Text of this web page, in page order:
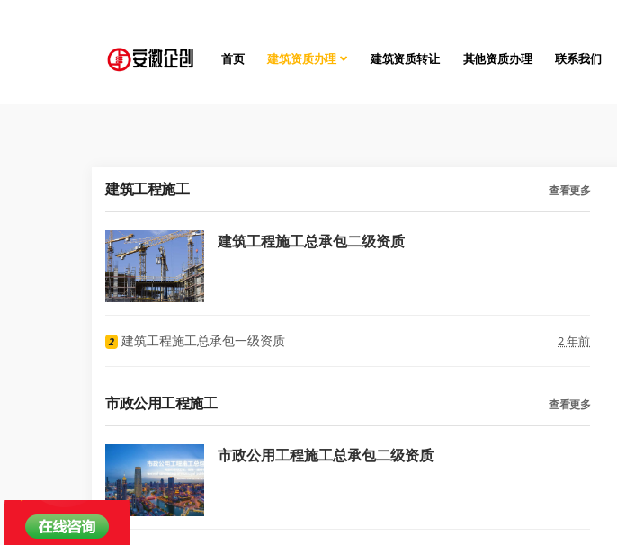
首页 建筑资质办理 建筑资质转让 其他资质办理 联系我们
建筑工程施工 查看更多
建筑工程施工总承包二级资质
2 建筑工程施工总承包一级资质 2 年前
市政公用工程施工 查看更多
市政公用工程施工总承包二级资质